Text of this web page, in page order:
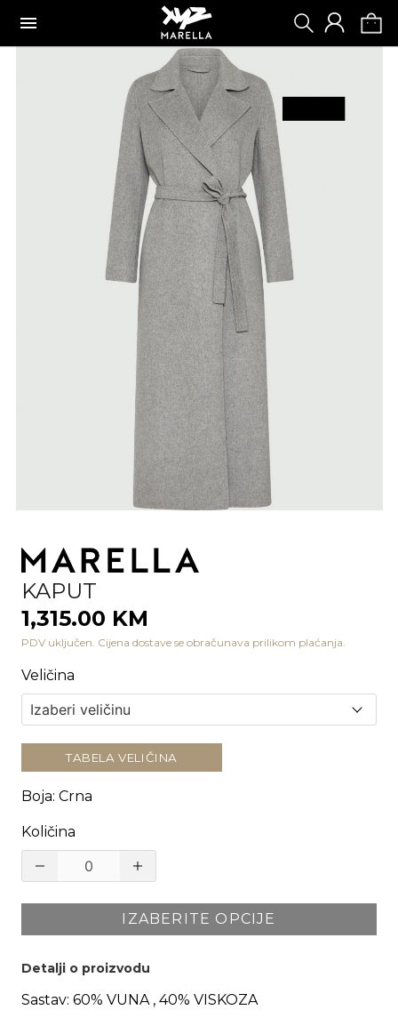
KAPUT
1,315.00 KM
PDV uključen. Cijena dostave se obračunava prilikom plaćanja.
Veličina
TABELA VELIČINA
Boja: Crna
Količina
IZABERITE OPCIJE
Detalji o proizvodu
Sastav: 60% VUNA , 40% VISKOZA